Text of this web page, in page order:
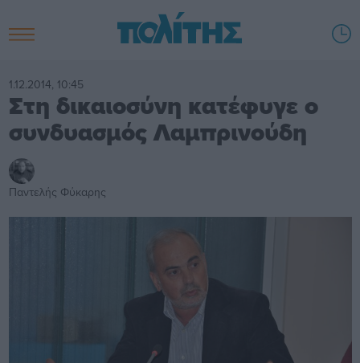
1.12.2014, 10:45
Στη δικαιοσύνη κατέφυγε ο
συνδυασμός Λαμπρινούδη
Παντελής Φύκαρης